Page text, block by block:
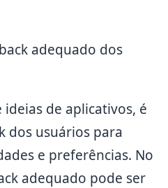
adequado dos
de aplicativos, é
dos usuários para
e preferências. No
adequado pode ser